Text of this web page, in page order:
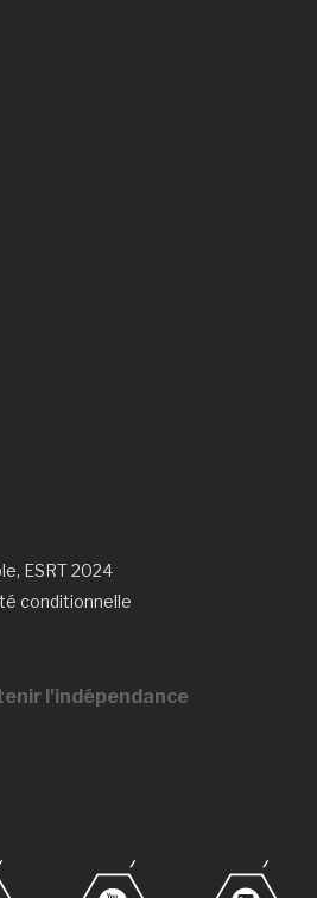
ESRT 2024
conditionnelle
l'indépendance